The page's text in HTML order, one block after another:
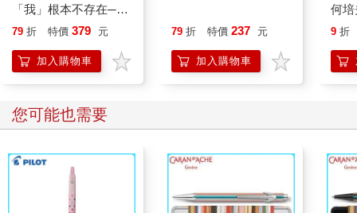
「我」根本不存在──
東方哲學奇才聯盟，帶
79 折 特價 379 元
加入購物車
79 折 特價 237 元
加入購物車
何
9 折
您可能也需要